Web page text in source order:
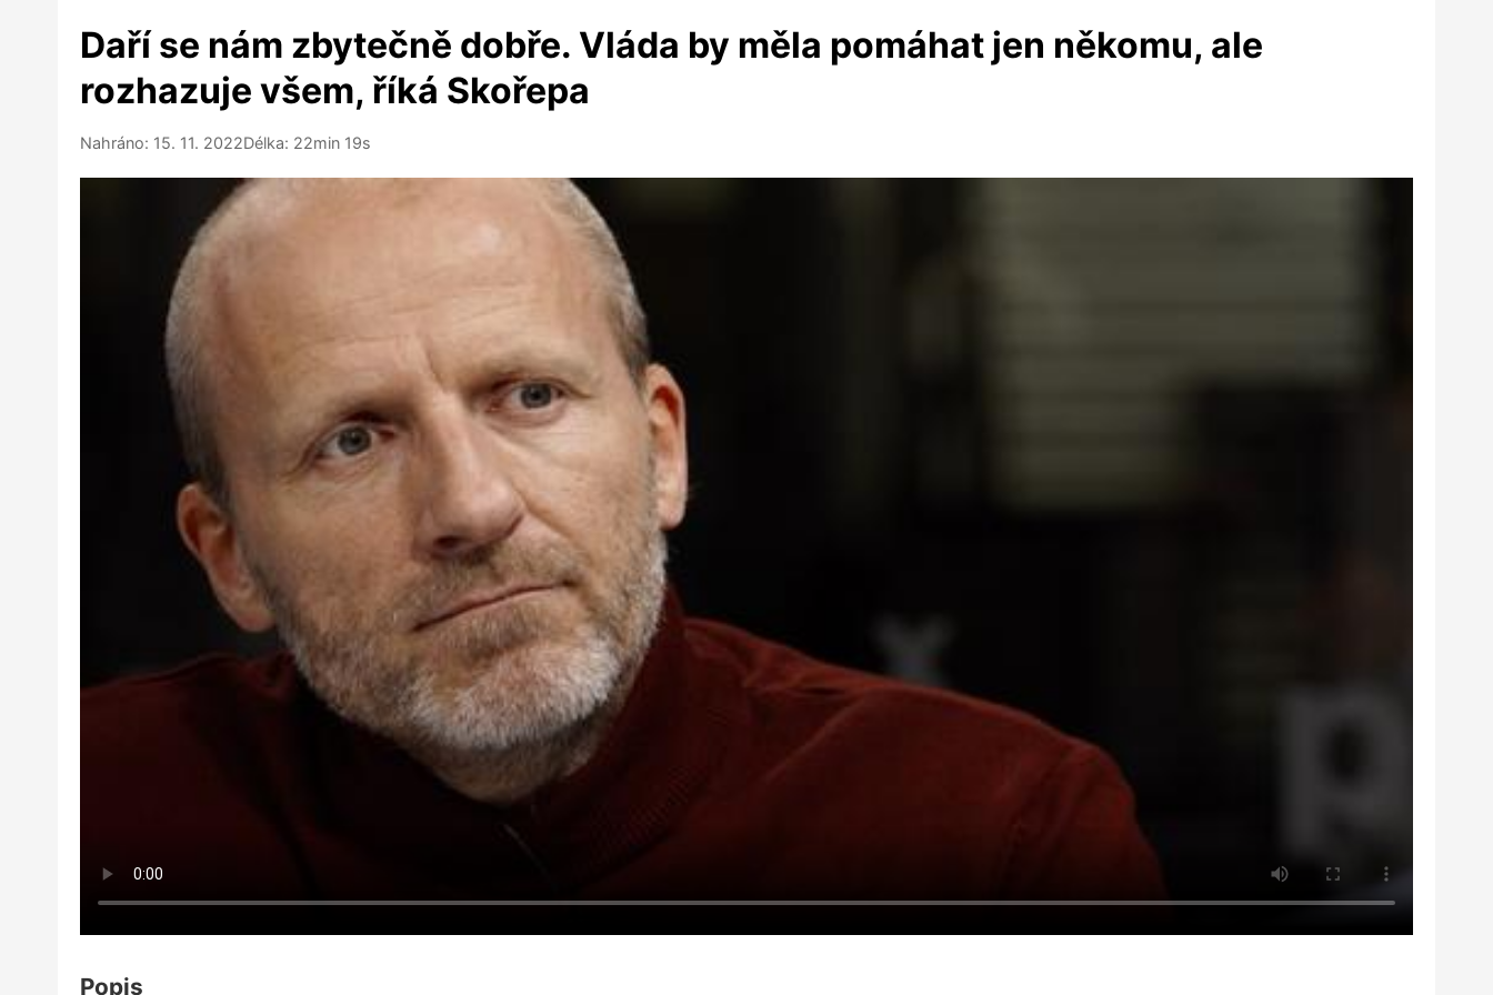
Daří se nám zbytečně dobře. Vláda by měla pomáhat jen někomu, ale
rozhazuje všem, říká Skořepa
Nahráno: 15. 11. 2022Délka: 22min 19s
Popis